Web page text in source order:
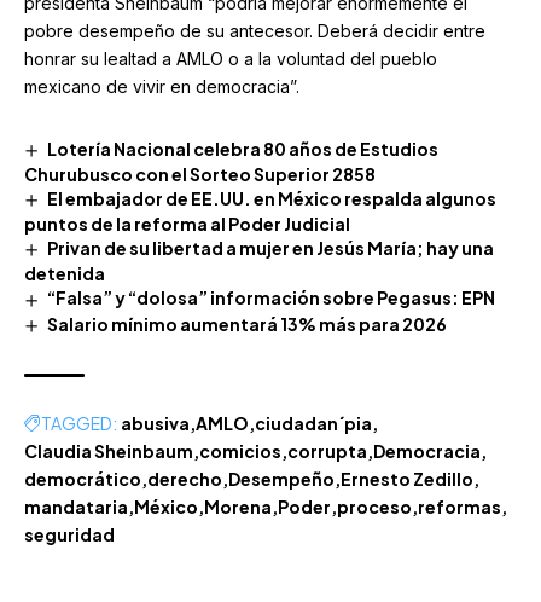
pobre desempeño de su antecesor. Deberá decidir entre
honrar su lealtad a AMLO o a la voluntad del pueblo
mexicano de vivir en democracia”.
Lotería Nacional celebra 80 años de Estudios
Churubusco con el Sorteo Superior 2858
El embajador de EE.UU. en México respalda algunos
puntos de la reforma al Poder Judicial
Privan de su libertad a mujer en Jesús María; hay una
detenida
“Falsa” y “dolosa” información sobre Pegasus: EPN
Salario mínimo aumentará 13% más para 2026
TAGGED: abusiva AMLO ciudadan´pia
Claudia Sheinbaum comicios corrupta Democracia
democrático derecho Desempeño Ernesto Zedillo
mandataria México Morena Poder proceso reformas
seguridad